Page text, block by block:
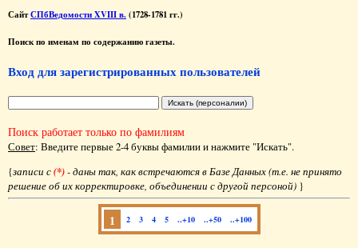
СайтСПбВедомости XVIII в. (1728-1781 гг.)
Поиск по именам по содержанию газеты.
Вход для зарегистрированных пользователей
Поиск работает только по фамилиям
Совет: Введите первые 2-4 буквы фамилии и нажмите "Искать".
{записи с(*)- даны так, как встречаются в Базе Данных (т.е. не принято
решение об их корректировке, объединении с другой персоной) }
1 2 3 4 5 ..+10 ..+50 ..+100